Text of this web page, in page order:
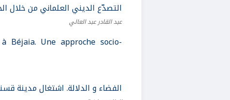
التصدّع الديني العلماني من خلال الحالة
عبد القادر عبد العالي
Béjaia. Une approche socio-
الفضاء و الدلالة. اشتغال مدينة